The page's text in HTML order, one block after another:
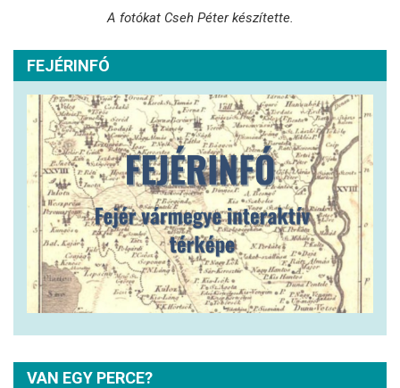
A fotókat Cseh Péter készítette.
FEJÉRINFÓ
VAN EGY PERCE?